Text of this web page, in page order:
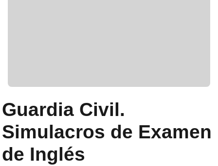
Guardia Civil.
Simulacros de Examen
de Inglés